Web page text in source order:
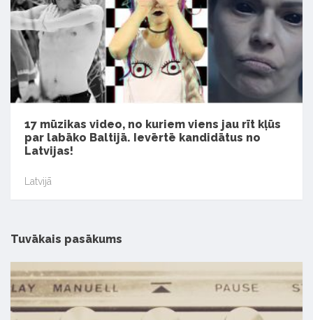
17 mūzikas video, no kuriem viens jau rīt kļūs
par labāko Baltijā. Ievērtē kandidātus no
Latvijas!
Latvijā
Tuvākais pasākums